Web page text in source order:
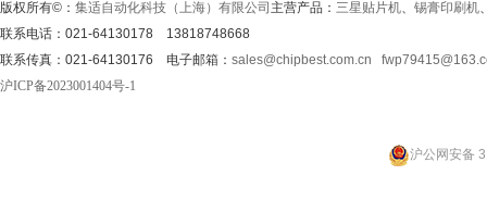
版权所有©： 集适自动化科技（上海）有限公司 主营产品： 三星贴片机、 锡膏印刷机
联系电话：021-64130178 13818748668
联系传真：021-64130176 电子邮箱： sales@chipbest.com.cn
沪ICP备2023001404号-1
沪公网安备